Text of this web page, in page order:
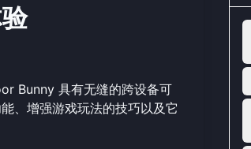
Bunny 具有无缝的跨设备可
、增强游戏玩法的技巧以及它